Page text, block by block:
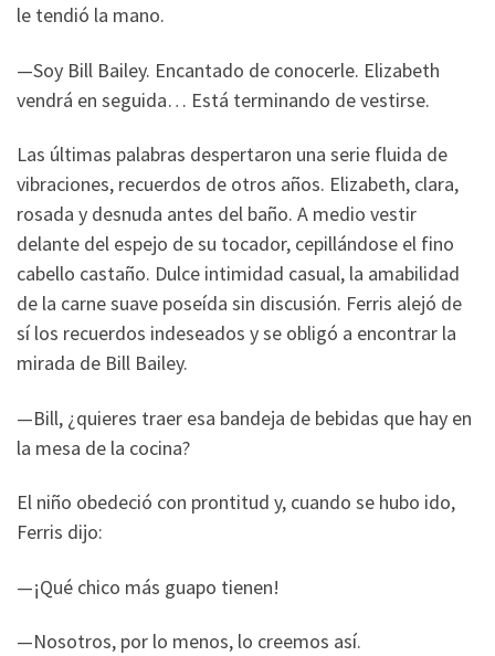
le tendió la mano.
—Soy Bill Bailey. Encantado de conocerle. Elizabeth
vendrá en seguida… Está terminando de vestirse.
Las últimas palabras despertaron una serie fluida de
vibraciones, recuerdos de otros años. Elizabeth, clara,
rosada y desnuda antes del baño. A medio vestir
delante del espejo de su tocador, cepillándose el fino
cabello castaño. Dulce intimidad casual, la amabilidad
de la carne suave poseída sin discusión. Ferris alejó de
sí los recuerdos indeseados y se obligó a encontrar la
mirada de Bill Bailey.
—Bill, ¿quieres traer esa bandeja de bebidas que hay en
la mesa de la cocina?
El niño obedeció con prontitud y, cuando se hubo ido,
Ferris dijo:
—¡Qué chico más guapo tienen!
—Nosotros, por lo menos, lo creemos así.